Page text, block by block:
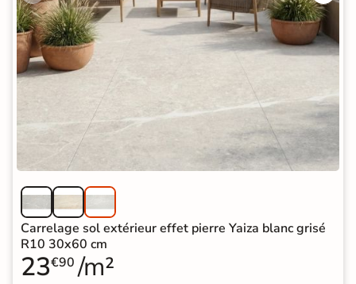
Carrelage sol extérieur effet pierre Yaiza blanc grisé
R10 30x60 cm
23€90 /m²